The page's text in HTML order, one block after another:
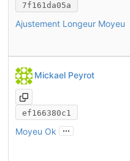
7f161da05a
Ajustement Longeur Moyeu
Mickael Peyrot
ef166380c1
Moyeu Ok
...